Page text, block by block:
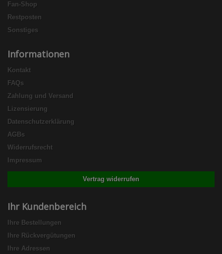
Fan-Shop
Restposten
Sonstiges
Informationen
Kontakt
FAQs
Zahlung und Versand
Lizensierung
Datenschutzerklärung
AGBs
Widerrufsrecht
Impressum
Vertrag widerrufen
Ihr Kundenbereich
Ihre Bestellungen
Ihre Rückvergütungen
Ihre Adressen